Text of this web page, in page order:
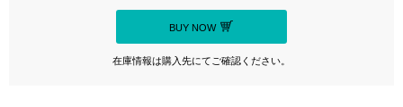
BUY NOW
在庫情報は購入先にてご確認ください。